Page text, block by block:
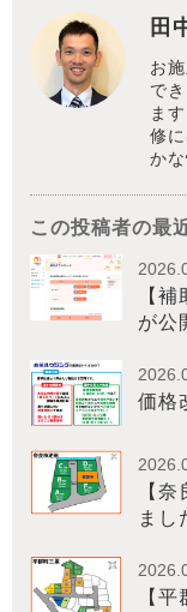
田
お
で
ま
修
か
この投稿者の最
【
が公
価格
【
まし
【